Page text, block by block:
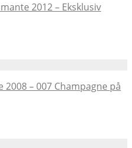
2012 – Eksklusiv
– 007 Champagne på